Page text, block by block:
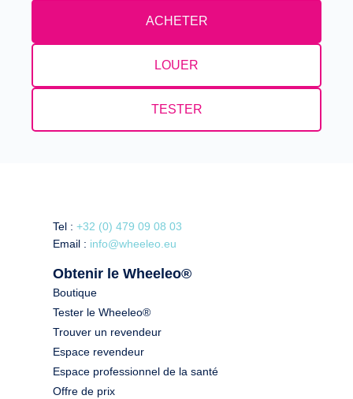
ACHETER
LOUER
TESTER
Tel :+32 (0) 479 09 08 03
Email : info@wheeleo.eu
Obtenir le Wheeleo®
Boutique
Tester le Wheeleo®
Trouver un revendeur
Espace revendeur
Espace professionnel de la santé
Offre de prix